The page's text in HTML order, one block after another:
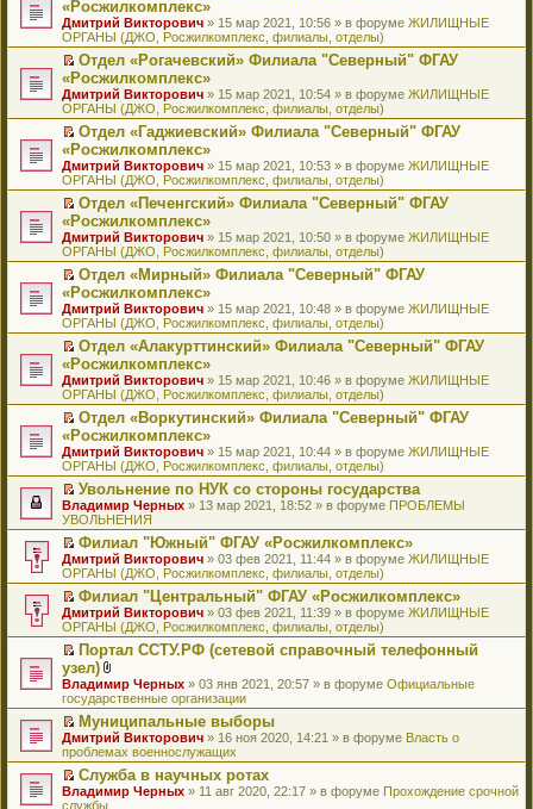
щ
е
н
и
ю
у
с
о
о
б
щ
е
н
и
ю
а
н
н
о
м
у
с
о
о
б
щ
е
н
и
ю
р
о
ч
и
т
а
н
н
о
м
у
с
о
о
б
щ
е
н
и
ю
м
у
н
е
п
р
о
ч
и
т
а
н
н
о
м
у
с
о
о
б
щ
е
н
и
ю
е
р
в
о
м
у
н
е
п
р
о
ч
и
т
а
н
н
о
м
у
с
о
о
б
щ
е
н
и
ю
к
п
е
р
о
м
у
н
п
р
о
ч
т
а
н
н
м
у
с
о
б
щ
е
н
ю
р
е
й
т
к
п
е
р
о
м
у
н
п
р
о
ч
т
а
н
н
м
у
с
о
б
щ
е
н
и
ю
«Росжилкомплекс»
Дмитрий Викторович » 15 мар 2021, 10:56 » в форуме ЖИЛИЩНЫЕ
ОРГАНЫ (ДЖО, Росжилкомплекс, филиалы, отделы)
П
р
е
й
т
к
п
е
р
о
м
у
н
п
р
о
ч
т
а
н
н
м
у
с
о
о
б
щ
е
н
и
ю
Отдел «Рогачевский» Филиала "Северный" ФГАУ
«Росжилкомплекс»
Дмитрий Викторович » 15 мар 2021, 10:54 » в форуме ЖИЛИЩНЫЕ
ОРГАНЫ (ДЖО, Росжилкомплекс, филиалы, отделы)
П
р
е
й
т
к
п
е
р
о
м
у
н
п
р
о
ч
т
а
н
н
о
м
у
с
о
о
б
щ
е
н
и
ю
Отдел «Гаджиевский» Филиала "Северный" ФГАУ
«Росжилкомплекс»
Дмитрий Викторович » 15 мар 2021, 10:53 » в форуме ЖИЛИЩНЫЕ
ОРГАНЫ (ДЖО, Росжилкомплекс, филиалы, отделы)
П
р
е
й
т
к
п
е
р
о
м
у
н
п
р
о
ч
и
т
а
н
н
о
м
у
с
о
о
б
щ
е
н
и
ю
Отдел «Печенгский» Филиала "Северный" ФГАУ
«Росжилкомплекс»
Дмитрий Викторович » 15 мар 2021, 10:50 » в форуме ЖИЛИЩНЫЕ
ОРГАНЫ (ДЖО, Росжилкомплекс, филиалы, отделы)
П
р
е
й
т
к
п
е
р
о
м
у
н
е
п
р
о
ч
и
т
а
н
н
о
м
у
с
о
о
б
щ
е
н
и
Отдел «Мирный» Филиала "Северный" ФГАУ
«Росжилкомплекс»
Дмитрий Викторович » 15 мар 2021, 10:48 » в форуме ЖИЛИЩНЫЕ
ОРГАНЫ (ДЖО, Росжилкомплекс, филиалы, отделы)
П
р
е
й
т
к
п
е
р
в
о
м
у
н
е
п
р
о
ч
и
т
а
н
н
о
м
у
с
о
о
Отдел «Алакурттинский» Филиала "Северный" ФГАУ
«Росжилкомплекс»
Дмитрий Викторович » 15 мар 2021, 10:46 » в форуме ЖИЛИЩНЫЕ
ОРГАНЫ (ДЖО, Росжилкомплекс, филиалы, отделы)
П
р
е
й
т
и
к
п
е
р
в
о
м
у
н
е
п
р
о
ч
и
т
а
н
н
о
Отдел «Воркутинский» Филиала "Северный" ФГАУ
«Росжилкомплекс»
Дмитрий Викторович » 15 мар 2021, 10:44 » в форуме ЖИЛИЩНЫЕ
ОРГАНЫ (ДЖО, Росжилкомплекс, филиалы, отделы)
П
е
р
е
й
т
и
к
п
е
р
в
о
м
у
н
е
п
р
о
ч
и
Увольнение по НУК со стороны государства
Владимир Черных » 13 мар 2021, 18:52 » в форуме ПРОБЛЕМЫ
УВОЛЬНЕНИЯ
П
е
р
е
й
т
и
к
п
е
р
в
о
м
у
н
е
п
Филиал "Южный" ФГАУ «Росжилкомплекс»
Дмитрий Викторович » 03 фев 2021, 11:44 » в форуме ЖИЛИЩНЫЕ
ОРГАНЫ (ДЖО, Росжилкомплекс, филиалы, отделы)
П
е
р
й
т
и
к
п
е
р
в
о
м
Филиал "Центральный" ФГАУ «Росжилкомплекс»
Дмитрий Викторович » 03 фев 2021, 11:39 » в форуме ЖИЛИЩНЫЕ
ОРГАНЫ (ДЖО, Росжилкомплекс, филиалы, отделы)
П
е
р
е
й
т
и
к
п
е
р
Портал ССТУ.РФ (сетевой справочный телефонный
узел)
В
л
о
ж
е
н
и
я
Владимир Черных » 03 янв 2021, 20:57 » в форуме Официальные
государственные организации
П
е
р
е
й
т
Муниципальные выборы
Дмитрий Викторович » 16 ноя 2020, 14:21 » в форуме Власть о
проблемах военнослужащих
П
е
Служба в научных ротах
Владимир Черных » 11 авг 2020, 22:17 » в форуме Прохождение срочной
службы